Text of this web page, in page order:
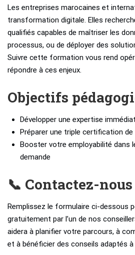
Les entreprises marocaines et
transformation digitale. Elles
qualifiés capables de maîtriser les
processus, ou de déployer des
Suivre cette formation vous rend
répondre à ces enjeux.
Objectifs
Développer une expertise
Préparer une triple certification
Booster votre employabilité dans
demande
📞 Contactez-nous
Remplissez le formulaire ci-dessous
gratuitement par l’un de nos
aidera à planifier votre parcours, à
et à bénéficier des conseils adaptés